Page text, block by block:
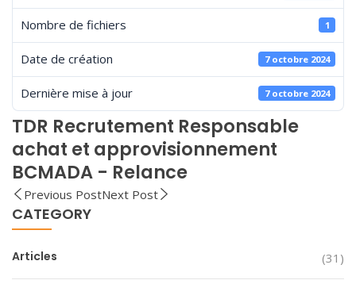
Nombre de fichiers 1
Date de création 7 octobre 2024
Dernière mise à jour 7 octobre 2024
TDR Recrutement Responsable
achat et approvisionnement
BCMADA - Relance
Previous PostNext Post
CATEGORY
Articles (31)